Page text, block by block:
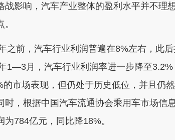
响，汽车产业整体的盈利水平并不理
前，汽车行业利润普遍在8%左右，此后
1—3月，汽车行业利润率进一步降至
市场表现，但仍处于历史低位，并且仍
时，根据中国汽车流通协会乘用车市场
为784亿元，同比降18%。